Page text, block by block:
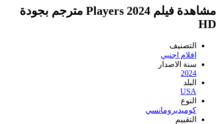
مشاهدة فيلم Players 2024 مترجم بجودة
HD
التصنيف
افلام اجنبي
سنة الاصدار
2024
البلد
USA
النوع
كوميديرومانسي
التقييم